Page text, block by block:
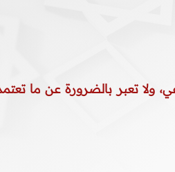
ولا تعبر بالضرورة عن ما